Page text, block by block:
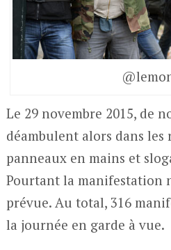
Le 29 novembre 2015, de
déambulent alors dans les
panneaux en mains et
Pourtant la manifestation
prévue. Au total, 316
la journée en garde à vue.